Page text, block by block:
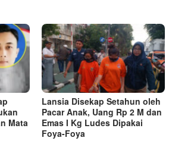
Mata
Lansia Disekap Setahun oleh
Pacar Anak, Uang Rp 2 M dan
Emas I Kg Ludes Dipakai
Foya-Foya